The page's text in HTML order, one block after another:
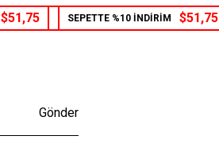
$51,75 SEPETTE %10 İNDİRİM $51,75
Gönder